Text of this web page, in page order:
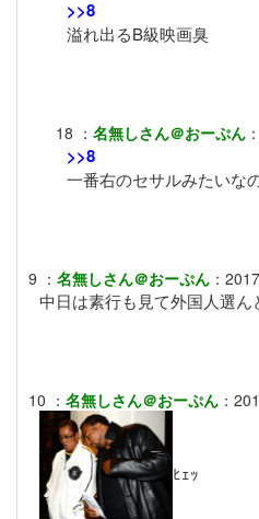
>>8
溢れ出るB級映画臭
18 ： 名無しさん＠おーぷん ：
>>8
一番右のセサルみたいな
9 ： 名無しさん＠おーぷん ：
中日は素行も見て外国人選ん
10 ： 名無しさん＠おーぷん ：
ﾋｪｯ